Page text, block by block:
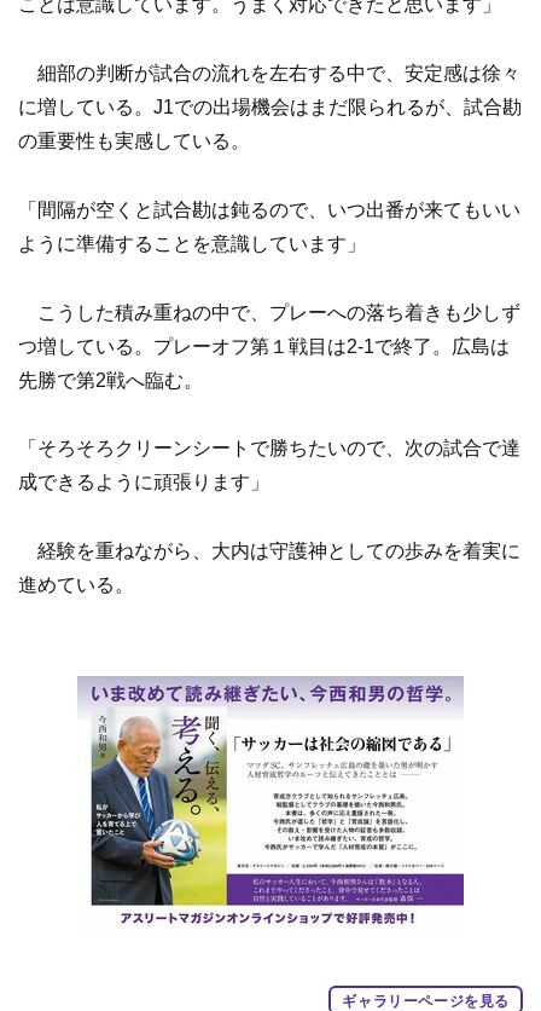
ことは意識しています。うまく対応できたと思います」
細部の判断が試合の流れを左右する中で、安定感は徐々
に増している。J1での出場機会はまだ限られるが、試合勘
の重要性も実感している。
「間隔が空くと試合勘は鈍るので、いつ出番が来てもいい
ように準備することを意識しています」
こうした積み重ねの中で、プレーへの落ち着きも少しず
つ増している。プレーオフ第１戦目は2-1で終了。広島は
先勝で第2戦へ臨む。
「そろそろクリーンシートで勝ちたいので、次の試合で達
成できるように頑張ります」
経験を重ねながら、大内は守護神としての歩みを着実に
進めている。
ギャラリーページを見る